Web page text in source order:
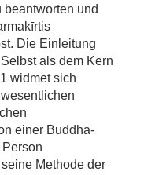
und
Die Einleitung
als dem Kern
widmet sich
einer Buddha-
Methode der